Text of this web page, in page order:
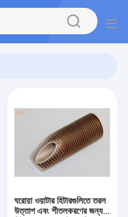
ঘরোয়া ওয়াটার হিটারগুলিতে তরল
উত্তাপ এবং শীতলকরণের জন্য